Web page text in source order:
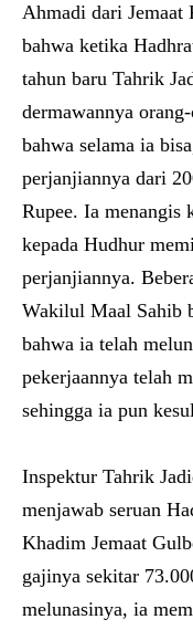
Ahmadi dari Jemaat
bahwa ketika
tahun baru Tahrik
dermawannya
bahwa selama ia
perjanjiannya dari
Rupee. Ia menangis
kepada Hudhur
perjanjiannya.
Wakilul Maal Sahib
bahwa ia telah
pekerjaannya telah
sehingga ia pun
Inspektur Tahrik
menjawab seruan
Khadim Jemaat
gajinya sekitar
melunasinya, ia